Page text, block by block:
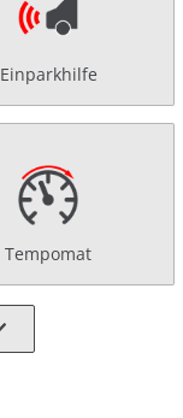
Einparkhilfe
Tempomat